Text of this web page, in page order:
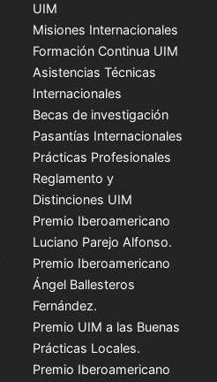
UIM
Misiones Internacionales
Formación Continua UIM
Asistencias Técnicas
Internacionales
Becas de investigación
Pasantías Internacionales
Prácticas Profesionales
Reglamento y
Distinciones UIM
Premio Iberoamericano
Luciano Parejo Alfonso.
Premio Iberoamericano
Ángel Ballesteros
Fernández.
Premio UIM a las Buenas
Prácticas Locales.
Premio Iberoamericano